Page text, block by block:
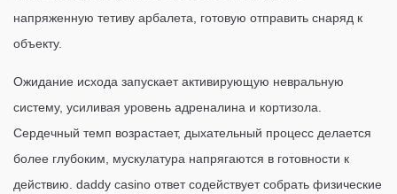
напряженную тетиву арбалета, готовую отправить снаряд к
объекту.
Ожидание исхода запускает активирующую невральную
систему, усиливая уровень адреналина и кортизола.
Сердечный темп возрастает, дыхательный процесс делается
более глубоким, мускулатура напрягаются в готовности к
действию. daddy casino ответ содействует собрать физические